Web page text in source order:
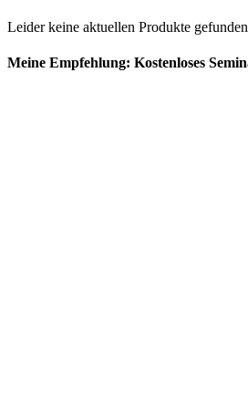
Leider keine aktuellen Produkte
Meine Empfehlung: Kostenloses